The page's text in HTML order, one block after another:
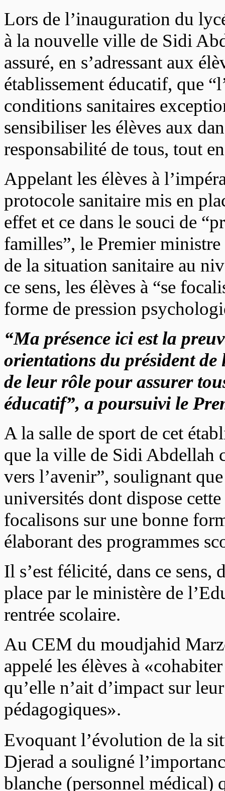
Lors de l’inauguration du
à la nouvelle ville de Sidi
assuré, en s’adressant aux
établissement éducatif, que
conditions sanitaires
sensibiliser les élèves aux
responsabilité de tous, tout
Appelant les élèves à
protocole sanitaire mis en
effet et ce dans le souci de
familles”, le Premier
de la situation sanitaire au
ce sens, les élèves à “se
forme de pression
“Ma présence ici est la
orientations du président
de leur rôle pour assurer
éducatif”, a poursuivi le
A la salle de sport de cet
que la ville de Sidi Abdellah
vers l’avenir”, soulignant
universités dont dispose
focalisons sur une bonne
élaborant des programmes
Il s’est félicité, dans ce
place par le ministère de
rentrée scolaire.
Au CEM du moudjahid
appelé les élèves à
qu’elle n’ait d’impact sur
pédagogiques».
Evoquant l’évolution de la
Djerad a souligné
blanche (personnel médical)